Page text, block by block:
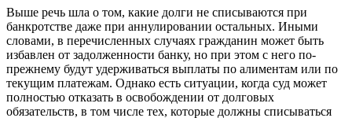
Выше речь шла о том, какие долги не списываются при
банкротстве даже при аннулировании остальных. Иными
словами, в перечисленных случаях гражданин может быть
избавлен от задолженности банку, но при этом с него по-
прежнему будут удерживаться выплаты по алиментам или по
текущим платежам. Однако есть ситуации, когда суд может
полностью отказать в освобождении от долговых
обязательств, в том числе тех, которые должны списываться